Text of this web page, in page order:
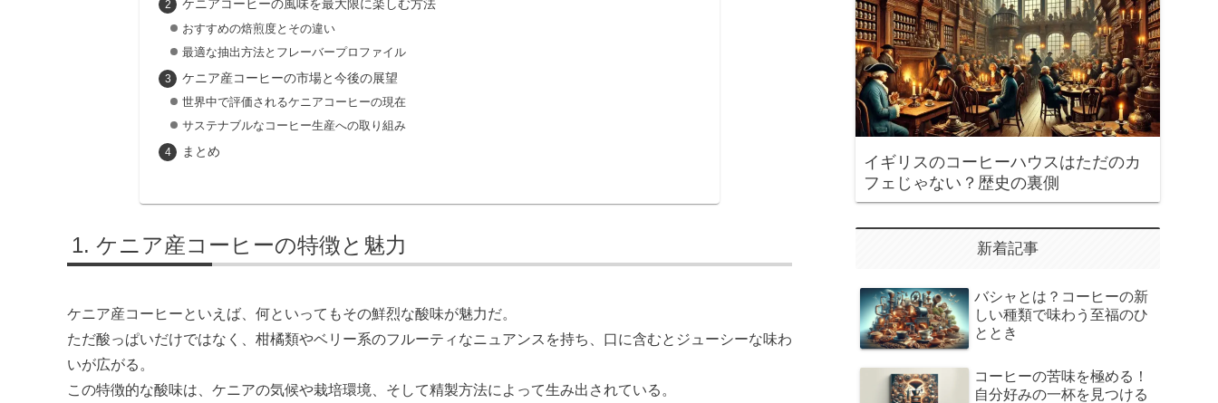
ケニアコーヒーの風味を最大限に楽しむ方法
おすすめの焙煎度とその違い
最適な抽出方法とフレーバープロファイル
ケニア産コーヒーの市場と今後の展望
世界中で評価されるケニアコーヒーの現在
サステナブルなコーヒー生産への取り組み
まとめ
ケニア産コーヒーの特徴と魅力
ケニア産コーヒーといえば、何といってもその鮮烈な酸味が魅力だ。
ただ酸っぱいだけではなく、柑橘類やベリー系のフルーティなニュアンスを持ち、口に含むとジューシーな味わ
いが広がる。
この特徴的な酸味は、ケニアの気候や栽培環境、そして精製方法によって生み出されている。
イギリスのコーヒーハウスはただのカ
フェじゃない？歴史の裏側
新着記事
バシャとは？コーヒーの新
しい種類で味わう至福のひ
ととき
コーヒーの苦味を極める！
自分好みの一杯を見つける